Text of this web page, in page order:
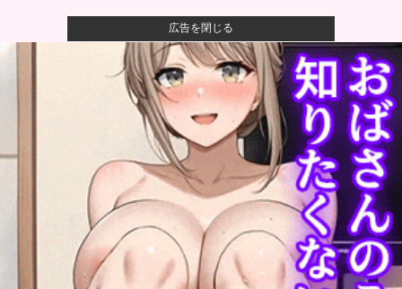
【画像】かつて天下を獲っていたYouTuberの現在ｗｗ
【速報】熊本イオンモール、爆発の原因は『これ』の
【衝撃】ワイのパッパ、会社でナンバーツーになった
結果ｗｗｗｗ...
可愛すぎるおむすび屋さん（28）、新店舗に4000万円
阪神 小谷野栄一、片山大樹コーチが体調不良でベン
チ外、2軍か...
【食品消費税ゼロ】そんなに効果あるか？他
広告を閉じる